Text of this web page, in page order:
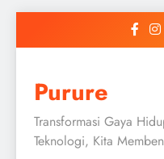
Purure
Transformasi Gaya
Teknologi, Kita